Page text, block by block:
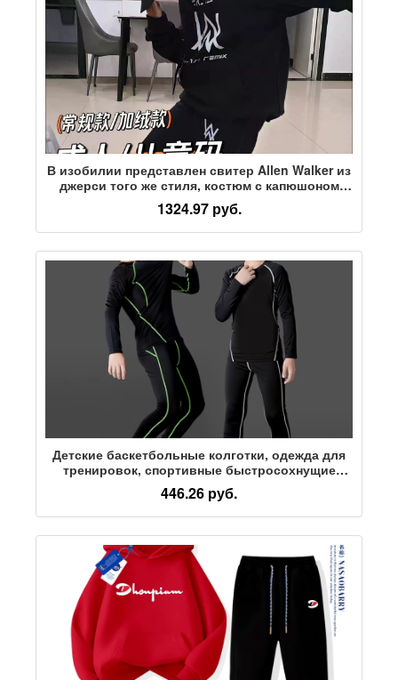
В изобилии представлен свитер Allen Walker из
джерси того же стиля, костюм с капюшоном
tide, брендовая мужская и детская одежда,
осенне-зимний утолщенный костюм-тройка
1324.97 руб.
Детские баскетбольные колготки, одежда для
тренировок, спортивные быстросохнущие
футбольные костюмы для мальчиков, осенняя
и зимняя одежда для бега, а также бархатные
446.26 руб.